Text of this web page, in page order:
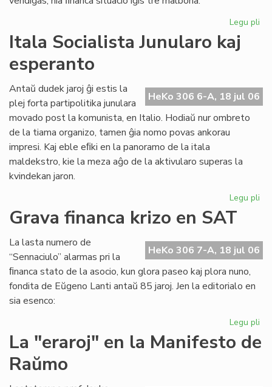
Legu pli
Itala Socialista Junularo kaj
esperanto
HeKo 306 6-A, 18 jul 06
Antaŭ dudek jaroj ĝi estis la
plej forta partipolitika junulara
movado post la komunista, en Italio. Hodiaŭ nur ombreto
de la tiama organizo, tamen ĝia nomo povas ankorau
impresi. Kaj eble eﬁki en la panoramo de la itala
maldekstro, kie la meza aĝo de la aktivularo superas la
kvindekan jaron.
Legu pli
Grava financa krizo en SAT
HeKo 306 7-A, 18 jul 06
La lasta numero de
“Sennaciulo” alarmas pri la
ﬁnanca stato de la asocio, kun glora paseo kaj plora nuno,
fondita de Eŭgeno Lanti antaŭ 85 jaroj. Jen la editorialo en
sia esenco:
Legu pli
La "eraroj" en la Manifesto de
Raŭmo